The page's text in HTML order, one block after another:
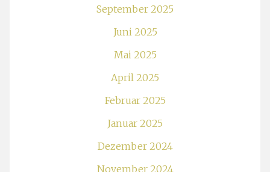
September 2025
Juni 2025
Mai 2025
April 2025
Februar 2025
Januar 2025
Dezember 2024
November 2024